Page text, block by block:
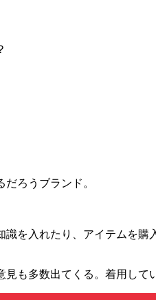
ろうブランド。
を入れたり、アイテムを
見も多数出てくる。着用して